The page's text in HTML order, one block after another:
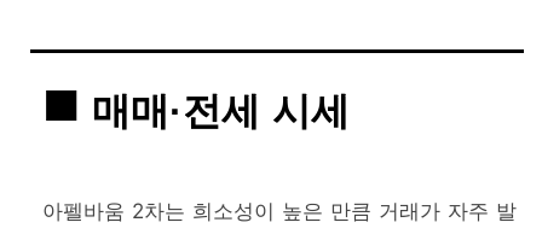
매매·전세 시세
아펠바움 2차는 희소성이 높은 만큼 거래가 자주 발